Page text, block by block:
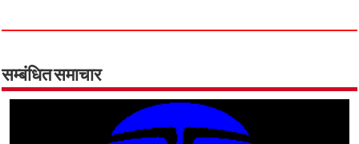
e
o
o
t
A
p
t
r
e
a
m
i
y
n
r
सम्बंधित समाचार